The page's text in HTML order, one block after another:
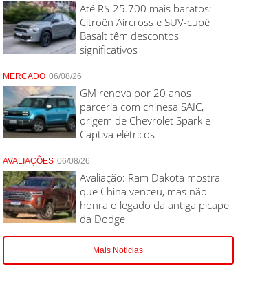
Até R$ 25.700 mais baratos:
Citroën Aircross e SUV-cupê
Basalt têm descontos
significativos
MERCADO 06/08/26
GM renova por 20 anos
parceria com chinesa SAIC,
origem de Chevrolet Spark e
Captiva elétricos
AVALIAÇÕES 06/08/26
Avaliação: Ram Dakota mostra
que China venceu, mas não
honra o legado da antiga picape
da Dodge
Mais Noticias